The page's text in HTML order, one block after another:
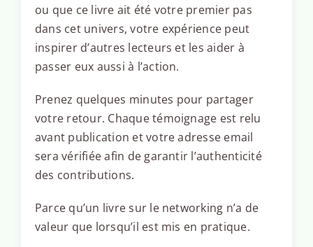
ou que ce livre ait été votre premier pas
dans cet univers, votre expérience peut
inspirer d’autres lecteurs et les aider à
passer eux aussi à l’action.
Prenez quelques minutes pour partager
votre retour. Chaque témoignage est relu
avant publication et votre adresse email
sera vérifiée afin de garantir l’authenticité
des contributions.
Parce qu’un livre sur le networking n’a de
valeur que lorsqu’il est mis en pratique.